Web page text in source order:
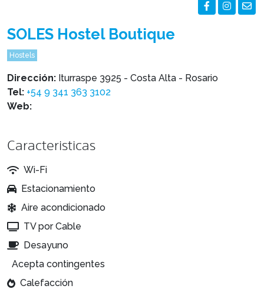
SOLES Hostel Boutique
Hostels
Dirección: Iturraspe 3925 - Costa Alta - Rosario
Tel: +54 9 341 363 3102
Web:
Caracteristicas
Wi-Fi
Estacionamiento
Aire acondicionado
TV por Cable
Desayuno
Acepta contingentes
Calefacción